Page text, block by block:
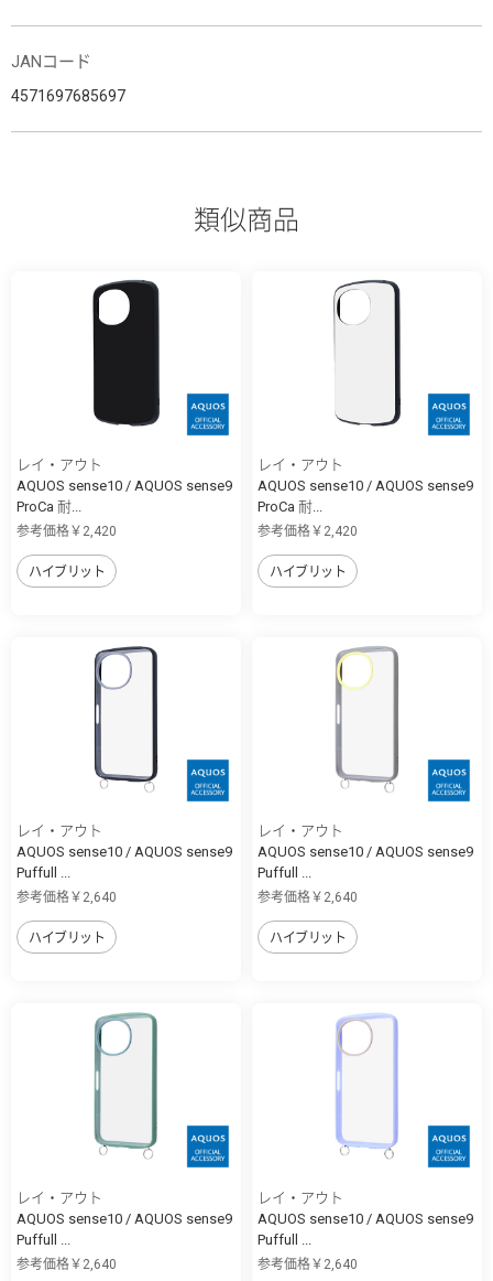
JANコード
4571697685697
類似商品
レイ・アウト
AQUOS sense10 / AQUOS sense9
ProCa 耐...
参考価格￥2,420
ハイブリット
レイ・アウト
AQUOS sense10 / AQUOS sense9
ProCa 耐...
参考価格￥2,420
ハイブリット
レイ・アウト
AQUOS sense10 / AQUOS sense9
Puffull ...
参考価格￥2,640
ハイブリット
レイ・アウト
AQUOS sense10 / AQUOS sense9
Puffull ...
参考価格￥2,640
ハイブリット
レイ・アウト
AQUOS sense10 / AQUOS sense9
Puffull ...
参考価格￥2,640
レイ・アウト
AQUOS sense10 / AQUOS sense9
Puffull ...
参考価格￥2,640